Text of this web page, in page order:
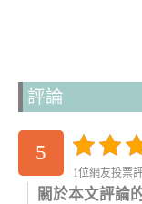
評論
5
1位網友投票
關於本文評論